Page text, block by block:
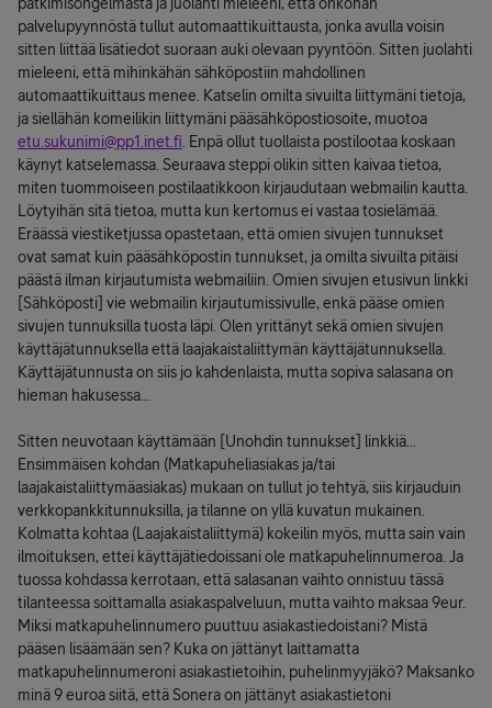
palvelupyynnöstä tullut automaattikuittausta, jonka avulla voisin
sitten liittää lisätiedot suoraan auki olevaan pyyntöön. Sitten juolahti
mieleeni, että mihinkähän sähköpostiin mahdollinen
automaattikuittaus menee. Katselin omilta sivuilta liittymäni tietoja,
ja siellähän komeilikin liittymäni pääsähköpostiosoite, muotoa
etu.sukunimi@pp1.inet.fi . Enpä ollut tuollaista postilootaa koskaan
käynyt katselemassa. Seuraava steppi olikin sitten kaivaa tietoa,
miten tuommoiseen postilaatikkoon kirjaudutaan webmailin kautta.
Löytyihän sitä tietoa, mutta kun kertomus ei vastaa tosielämää.
Eräässä viestiketjussa opastetaan, että omien sivujen tunnukset
ovat samat kuin pääsähköpostin tunnukset, ja omilta sivuilta pitäisi
päästä ilman kirjautumista webmailiin. Omien sivujen etusivun linkki
[Sähköposti] vie webmailin kirjautumissivulle, enkä pääse omien
sivujen tunnuksilla tuosta läpi. Olen yrittänyt sekä omien sivujen
käyttäjätunnuksella että laajakaistaliittymän käyttäjätunnuksella.
Käyttäjätunnusta on siis jo kahdenlaista, mutta sopiva salasana on
hieman hakusessa...
Sitten neuvotaan käyttämään [Unohdin tunnukset] linkkiä...
Ensimmäisen kohdan (Matkapuheliasiakas ja/tai
laajakaistaliittymäasiakas) mukaan on tullut jo tehtyä, siis kirjauduin
verkkopankkitunnuksilla, ja tilanne on yllä kuvatun mukainen.
Kolmatta kohtaa (Laajakaistaliittymä) kokeilin myös, mutta sain vain
ilmoituksen, ettei käyttäjätiedoissani ole matkapuhelinnumeroa. Ja
tuossa kohdassa kerrotaan, että salasanan vaihto onnistuu tässä
tilanteessa soittamalla asiakaspalveluun, mutta vaihto maksaa 9eur.
Miksi matkapuhelinnumero puuttuu asiakastiedoistani? Mistä
pääsen lisäämään sen? Kuka on jättänyt laittamatta
matkapuhelinnumeroni asiakastietoihin, puhelinmyyjäkö? Maksanko
minä 9 euroa siitä, että Sonera on jättänyt asiakastietoni